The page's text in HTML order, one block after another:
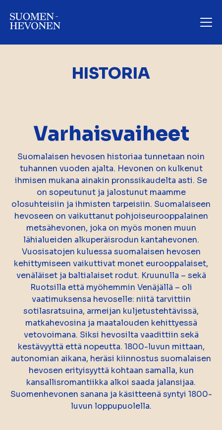
HISTORIA
Varhaisvaiheet
Suomalaisen hevosen historiaa tunnetaan noin
tuhannen vuoden ajalta. Hevonen on kulkenut
ihmisen mukana ainakin pronssikaudelta asti. Se
on sopeutunut ja jalostunut maamme
olosuhteisiin ja ihmisten tarpeisiin. Suomalaiseen
hevoseen on vaikuttanut pohjoiseurooppalainen
metsähevonen, joka on myös monen muun
lähialueiden alkuperäisrodun kantahevonen.
Vuosisatojen kuluessa suomalaisen hevosen
kehittymiseen vaikuttivat monet eurooppalaiset,
venäläiset ja baltialaiset rodut. Kruunulla – sekä
Ruotsilla että myöhemmin Venäjällä – oli
vaatimuksensa hevoselle: niitä tarvittiin
sotilasratsuina, armeijan kuljetustehtävissä,
matkahevosina ja maatalouden kehittyessä
vetovoimana. Siksi hevosilta vaadittiin sekä
kestävyyttä että nopeutta. 1800-luvun mittaan,
autonomian aikana, heräsi kiinnostus suomalaisen
hevosen erityisyyttä kohtaan samalla, kun
kansallisromantiikka alkoi saada jalansijaa.
Suomenhevonen sanana ja käsitteenä syntyi 1800-
luvun loppupuolella.